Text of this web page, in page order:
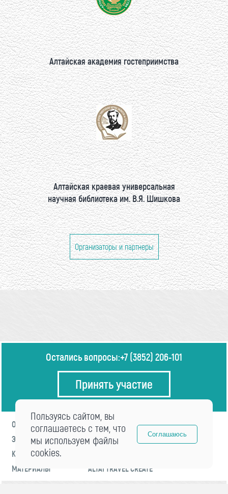
Алтайская академия гостеприимства
Алтайская краевая универсальная
научная библиотека им. В.Я. Шишкова
Организаторы и партнеры
Остались вопросы:+7 (3852) 206-101
Принять участие
О ФОРУМЕ
ПРОГРАММА
ЭКСПЕРТЫ
НОВОСТИ
КОНТАКТЫ
МАТЕРИАЛЫ
ALTAI TRAVEL CREATE
Пользуясь сайтом, вы
соглашаетесь с тем, что
мы используем файлы
cookies.
Соглашаюсь